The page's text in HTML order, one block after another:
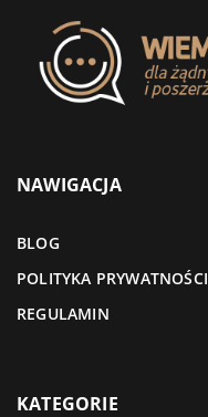
NAWIGACJA
BLOG
POLITYKA PRYWATNOŚCI
REGULAMIN
KATEGORIE